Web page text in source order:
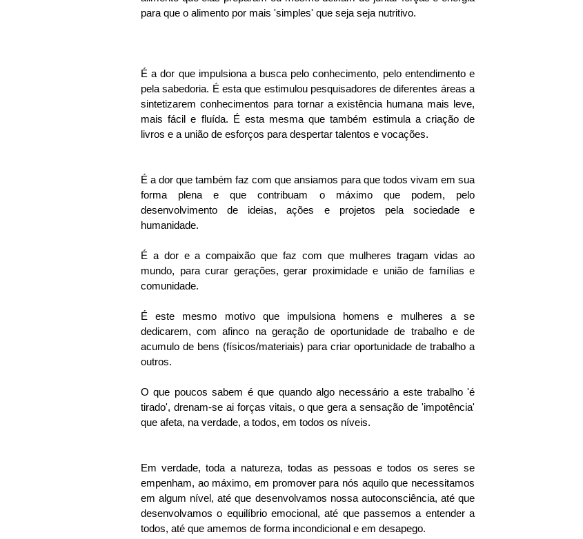
para que o alimento por mais 'simples' que seja seja nutritivo.
É a dor que impulsiona a busca pelo conhecimento, pelo entendimento e
pela sabedoria. É esta que estimulou pesquisadores de diferentes áreas a
sintetizarem conhecimentos para tornar a existência humana mais leve,
mais fácil e fluída. É esta mesma que também estimula a criação de
livros e a união de esforços para despertar talentos e vocações.
É a dor que também faz com que ansiamos para que todos vivam em sua
forma plena e que contribuam o máximo que podem, pelo
desenvolvimento de ideias, ações e projetos pela sociedade e
humanidade.
É a dor e a compaixão que faz com que mulheres tragam vidas ao
mundo, para curar gerações, gerar proximidade e união de famílias e
comunidade.
É este mesmo motivo que impulsiona homens e mulheres a se
dedicarem, com afinco na geração de oportunidade de trabalho e de
acumulo de bens (físicos/materiais) para criar oportunidade de trabalho a
outros.
O que poucos sabem é que quando algo necessário a este trabalho 'é
tirado', drenam-se ai forças vitais, o que gera a sensação de 'impotência'
que afeta, na verdade, a todos, em todos os níveis.
Em verdade, toda a natureza, todas as pessoas e todos os seres se
empenham, ao máximo, em promover para nós aquilo que necessitamos
em algum nível, até que desenvolvamos nossa autoconsciência, até que
desenvolvamos o equilíbrio emocional, até que passemos a entender a
todos, até que amemos de forma incondicional e em desapego.